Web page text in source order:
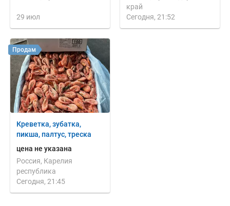
29 июл
край
Сегодня, 21:52
Креветка, зубатка,
пикша, палтус, треска
цена не указана
Россия, Карелия
республика
Сегодня, 21:45
Продам